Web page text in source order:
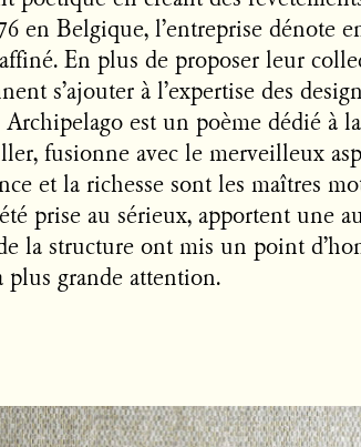
en Belgique, l’entreprise dénote
En plus de proposer leur
s’ajouter à l’expertise des
est un poème dédié à
fusionne avec le merveilleux
et la richesse sont les maîtres
prise au sérieux, apportent une
la structure ont mis un point
plus grande attention.